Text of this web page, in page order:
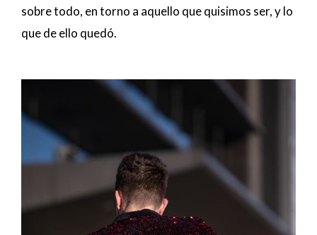
sobre todo, en torno a aquello que quisimos ser, y lo
que de ello quedó.